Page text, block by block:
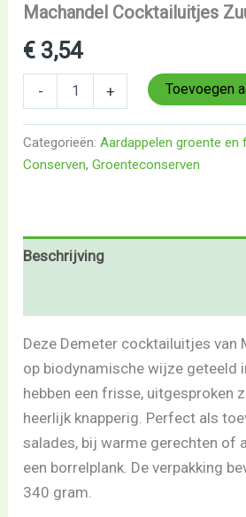
Machandel Cocktailuitjes
€ 3,54
- + Toevoegen
Categorieën:Aardappelen groente en
Conserven,Groenteconserven
Beschrijving
Deze Demeter cocktailuitjes van
op biodynamische wijze geteeld
hebben een frisse, uitgesproken
heerlijk knapperig. Perfect als
salades, bij warme gerechten of
een borrelplank. De verpakking
340 gram.